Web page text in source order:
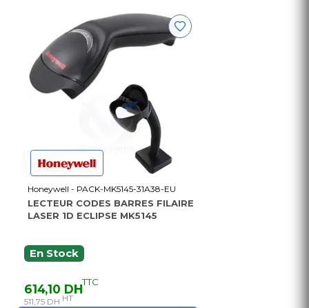
Honeywell - PACK-MK5145-31A38-EU
LECTEUR CODES BARRES FILAIRE
LASER 1D ECLIPSE MK5145
En Stock
614,10 DHTTC
511,75 DH HT